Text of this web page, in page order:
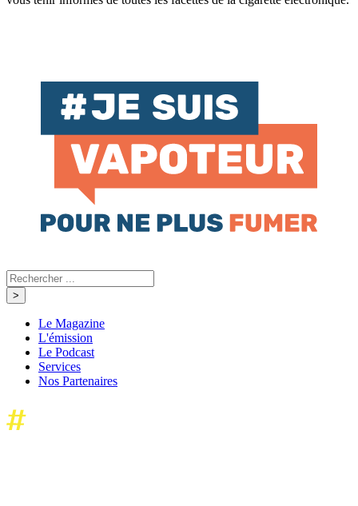
Le Magazine
L'émission
Le Podcast
Services
Nos Partenaires